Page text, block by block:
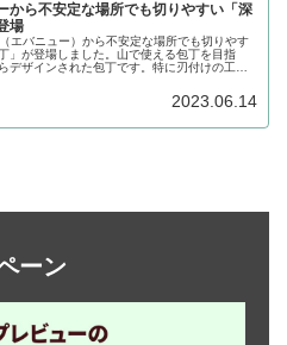
から不安定な場所でも切りやすい「深
場
エバニュー）から不安定な場所でも切りやす
」が登場しました。山で使える包丁を目指
デザインされた包丁です。特に刃付けの工程
二味も違う切り味を実現しています。詳細を
2023.06.14
ーン